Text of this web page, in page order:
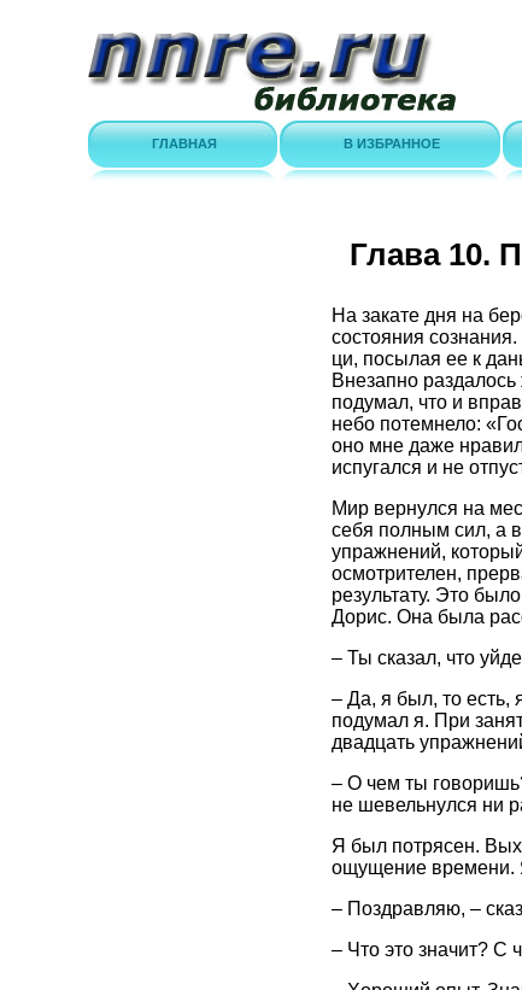
ГЛАВНАЯ В ИЗБРАННОЕ
Глава
На закате дня на
состояния
ци, посылая ее к
Внезапно
подумал, что и
небо потемнело:
оно мне даже
испугался и не
Мир вернулся на
себя полным сил, а
упражнений,
осмотрителен,
результату. Это
Дорис. Она была
– Ты сказал, что
– Да, я был, то есть,
подумал я. При
двадцать
– О чем ты
не шевельнулся ни
Я был потрясен.
ощущение времени.
– Поздравляю, –
– Что это значит? С